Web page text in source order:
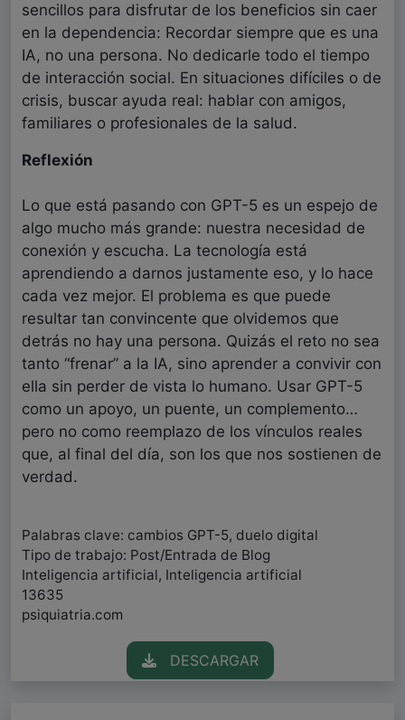
sencillos para disfrutar de los beneficios sin caer
en la dependencia: Recordar siempre que es una
IA, no una persona. No dedicarle todo el tiempo
de interacción social. En situaciones difíciles o de
crisis, buscar ayuda real: hablar con amigos,
familiares o profesionales de la salud.
Reflexión
Lo que está pasando con GPT-5 es un espejo de
algo mucho más grande: nuestra necesidad de
conexión y escucha. La tecnología está
aprendiendo a darnos justamente eso, y lo hace
cada vez mejor. El problema es que puede
resultar tan convincente que olvidemos que
detrás no hay una persona. Quizás el reto no sea
tanto “frenar” a la IA, sino aprender a convivir con
ella sin perder de vista lo humano. Usar GPT-5
como un apoyo, un puente, un complemento…
pero no como reemplazo de los vínculos reales
que, al final del día, son los que nos sostienen de
verdad.
Palabras clave: cambios GPT-5, duelo digital
Tipo de trabajo: Post/Entrada de Blog
Inteligencia artificial, Inteligencia artificial
13635
psiquiatria.com
DESCARGAR